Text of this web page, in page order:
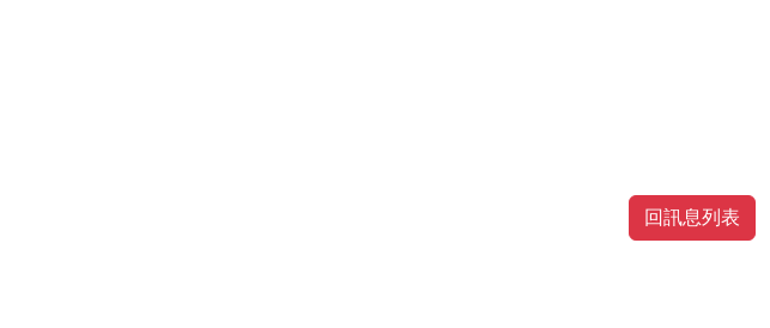
回訊息列表